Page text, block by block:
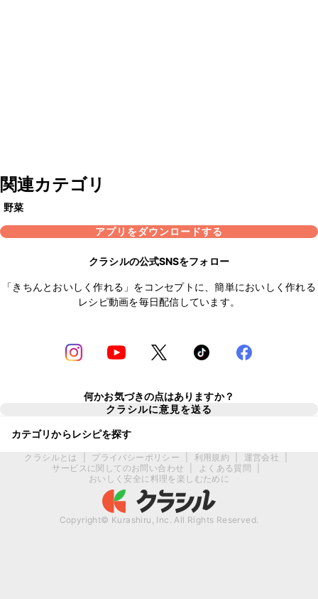
関連カテゴリ
野菜
アプリをダウンロードする
クラシルの公式SNSをフォロー
「きちんとおいしく作れる」をコンセプトに、簡単においしく作れる
レシピ動画を毎日配信しています。
何かお気づきの点はありますか？
クラシルに意見を送る
カテゴリからレシピを探す
クラシルとは プライバシーポリシー 利用規約 運営会社
サービスに関してのお問い合わせ
よくある質問
おいしく安全に料理を楽しむために
Copyright© Kurashiru, Inc. All Rights Reserved.